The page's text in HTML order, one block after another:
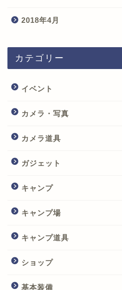
2018年4月
カテゴリー
イベント
カメラ・写真
カメラ道具
ガジェット
キャンプ
キャンプ場
キャンプ道具
ショップ
基本装備